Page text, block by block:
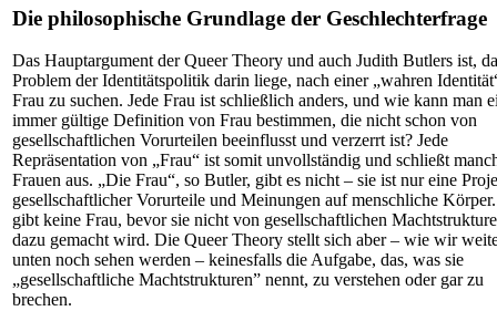
Die philosophische Grundlage der Geschlechterfrage
Das Hauptargument der Queer Theory und auch Judith Butlers ist,
Problem der Identitätspolitik darin liege, nach einer „wahren
Frau zu suchen. Jede Frau ist schließlich anders, und wie kann man
immer gültige Definition von Frau bestimmen, die nicht schon von
gesellschaftlichen Vorurteilen beeinflusst und verzerrt ist? Jede
Repräsentation von „Frau“ ist somit unvollständig und schließt
Frauen aus. „Die Frau“, so Butler, gibt es nicht – sie ist nur eine
gesellschaftlicher Vorurteile und Meinungen auf menschliche
gibt keine Frau, bevor sie nicht von gesellschaftlichen
dazu gemacht wird. Die Queer Theory stellt sich aber – wie wir
unten noch sehen werden – keinesfalls die Aufgabe, das, was sie
„gesellschaftliche Machtstrukturen” nennt, zu verstehen oder gar zu
brechen.